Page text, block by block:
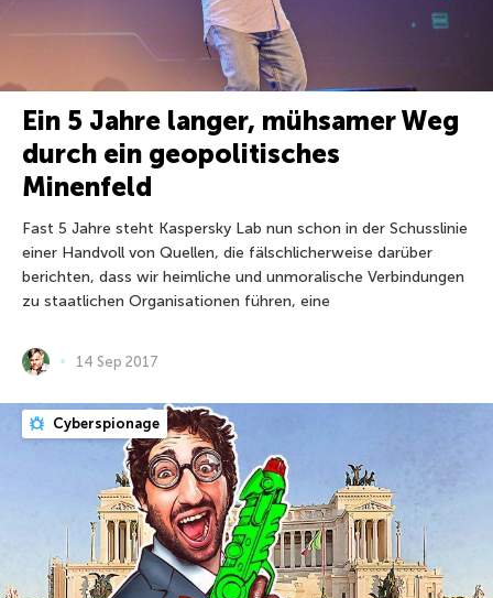
Ein 5 Jahre langer, mühsamer Weg
durch ein geopolitisches
Minenfeld
Fast 5 Jahre steht Kaspersky Lab nun schon in der Schusslinie
einer Handvoll von Quellen, die fälschlicherweise darüber
berichten, dass wir heimliche und unmoralische Verbindungen
zu staatlichen Organisationen führen, eine
14 Sep 2017
Cyberspionage